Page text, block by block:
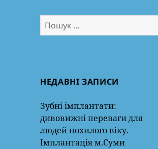
Пошук:
НЕДАВНІ ЗАПИСИ
Зубні імплантати:
дивовижні переваги для
людей похилого віку.
Імплантація м.Суми